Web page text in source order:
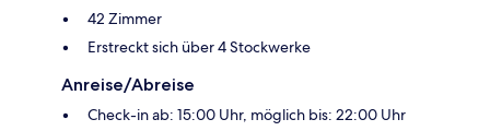
42 Zimmer
Erstreckt sich über 4 Stockwerke
Anreise/Abreise
Check-in ab: 15:00 Uhr, möglich bis: 22:00 Uhr